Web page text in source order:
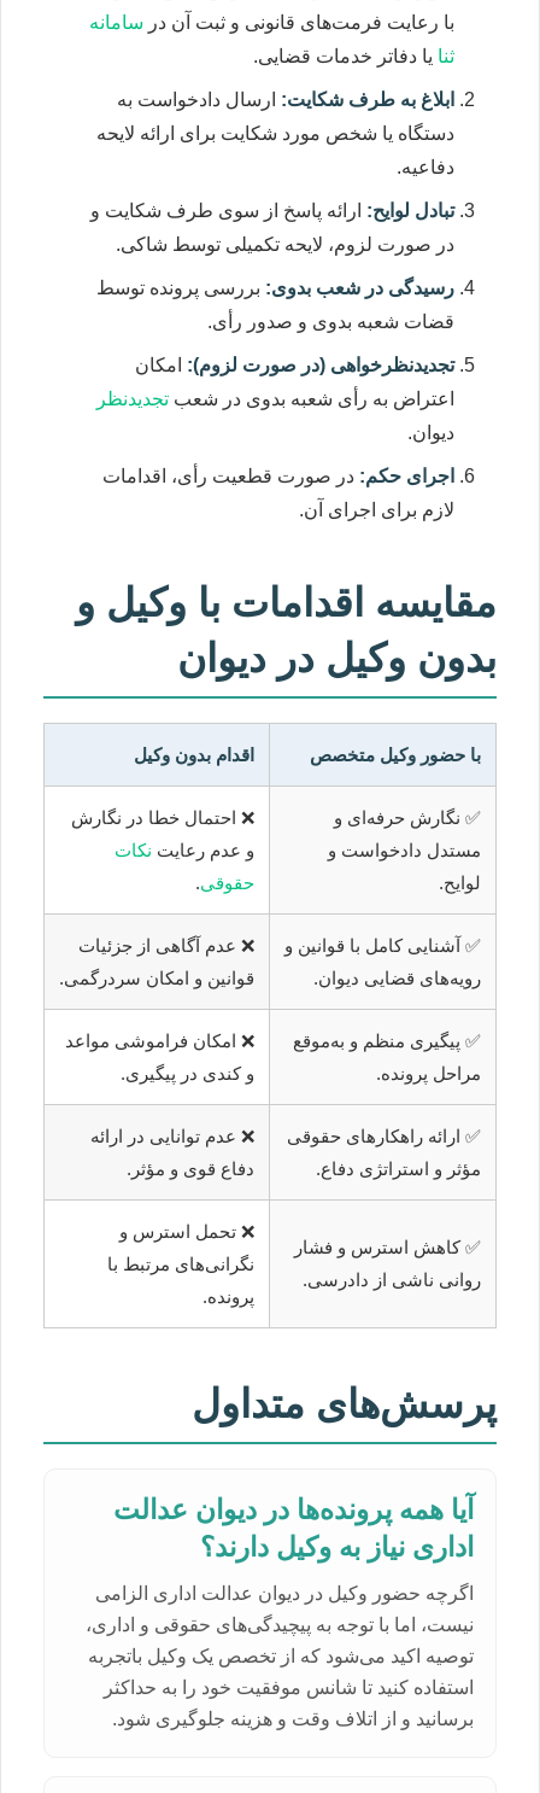
با رعایت فرمت‌های قانونی و ثبت آن در سامانه
ثنا یا دفاتر خدمات قضایی.
ابلاغ به طرف شکایت: ارسال دادخواست به
دستگاه یا شخص مورد شکایت برای ارائه لایحه
دفاعیه.
تبادل لوایح: ارائه پاسخ از سوی طرف شکایت و
در صورت لزوم، لایحه تکمیلی توسط شاکی.
رسیدگی در شعب بدوی: بررسی پرونده توسط
قضات شعبه بدوی و صدور رأی.
تجدیدنظرخواهی (در صورت لزوم): امکان
اعتراض به رأی شعبه بدوی در شعب تجدیدنظر
دیوان.
اجرای حکم: در صورت قطعیت رأی، اقدامات
لازم برای اجرای آن.
مقایسه اقدامات با وکیل و
بدون وکیل در دیوان
با حضور وکیل متخصص اقدام بدون وکیل
✅ نگارش حرفه‌ای و
مستدل دادخواست و
لوایح.
❌ احتمال خطا در نگارش
و عدم رعایت نکات
حقوقی.
✅ آشنایی کامل با قوانین و
رویه‌های قضایی دیوان.
❌ عدم آگاهی از جزئیات
قوانین و امکان سردرگمی.
✅ پیگیری منظم و به‌موقع
مراحل پرونده.
❌ امکان فراموشی مواعد
و کندی در پیگیری.
✅ ارائه راهکارهای حقوقی
مؤثر و استراتژی دفاع.
❌ عدم توانایی در ارائه
دفاع قوی و مؤثر.
✅ کاهش استرس و فشار
روانی ناشی از دادرسی.
❌ تحمل استرس و
نگرانی‌های مرتبط با
پرونده.
پرسش‌های متداول
آیا همه پرونده‌ها در دیوان عدالت
اداری نیاز به وکیل دارند؟
اگرچه حضور وکیل در دیوان عدالت اداری الزامی
نیست، اما با توجه به پیچیدگی‌های حقوقی و اداری،
توصیه اکید می‌شود که از تخصص یک وکیل باتجربه
استفاده کنید تا شانس موفقیت خود را به حداکثر
برسانید و از اتلاف وقت و هزینه جلوگیری شود.